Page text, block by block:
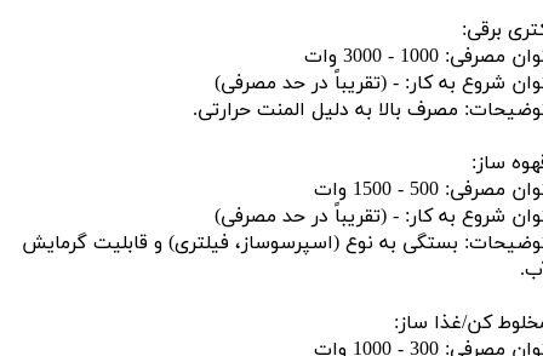
برقی:
مصرفی: 1000 - 3000 وات
شروع به کار: - (تقریباً در حد مصرفی)
مصرف بالا به دلیل المنت حرارتی.
ساز:
مصرفی: 500 - 1500 وات
شروع به کار: - (تقریباً در حد مصرفی)
بستگی به نوع (اسپرسوساز، فیلتری) و قابلیت گرمایش
کن/غذا ساز:
مصرفی: 300 - 1000 وات